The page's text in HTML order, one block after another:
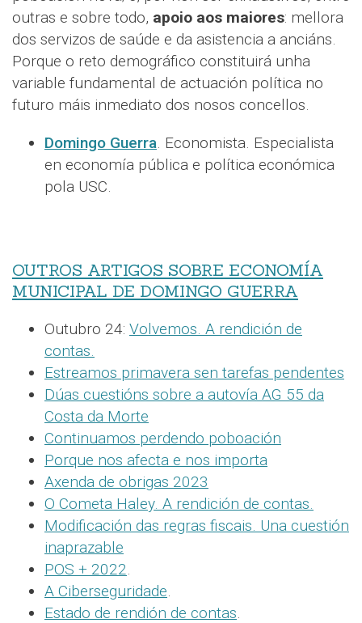
outras e sobre todo, apoio aos maiores: mellora
dos servizos de saúde e da asistencia a anciáns.
Porque o reto demográfico constituirá unha
variable fundamental de actuación política no
futuro máis inmediato dos nosos concellos.
Domingo Guerra. Economista. Especialista
en economía pública e política económica
pola USC.
OUTROS ARTIGOS SOBRE ECONOMÍA
MUNICIPAL DE DOMINGO GUERRA
Outubro 24: Volvemos. A rendición de
contas.
Estreamos primavera sen tarefas pendentes
Dúas cuestións sobre a autovía AG 55 da
Costa da Morte
Continuamos perdendo poboación
Porque nos afecta e nos importa
Axenda de obrigas 2023
O Cometa Haley. A rendición de contas.
Modificación das regras fiscais. Una cuestión
inaprazable
POS + 2022.
A Ciberseguridade.
Estado de rendión de contas.